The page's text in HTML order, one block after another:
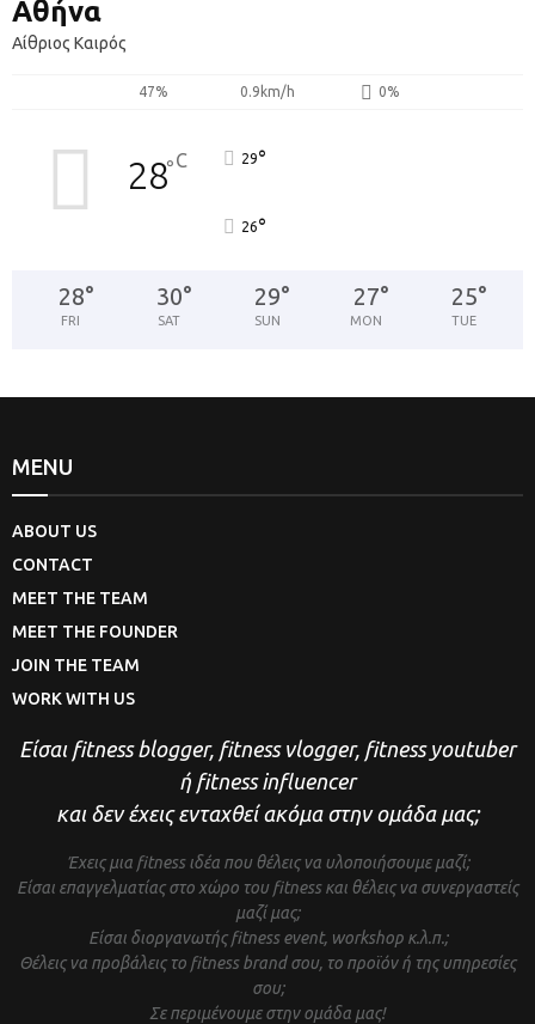
Αθήνα
Αίθριος Καιρός
47% 0.9km/h 0%
28°C 29°
26°
28°
FRI
30°
SAT
29°
SUN
27°
MON
25°
TUE
MENU
ABOUT US
CONTACT
MEET THE TEAM
MEET THE FOUNDER
JOIN THE TEAM
WORK WITH US
Είσαι fitness blogger, fitness vlogger, fitness youtuber
ή fitness influencer
και δεν έχεις ενταχθεί ακόμα στην ομάδα μας;
Έχεις μια fitness ιδέα που θέλεις να υλοποιήσουμε μαζί;
Είσαι επαγγελματίας στο χώρο του fitness και θέλεις να συνεργαστείς
μαζί μας;
Είσαι διοργανωτής fitness event, workshop κ.λ.π.;
Θέλεις να προβάλεις το fitness brand σου, το προϊόν ή της υπηρεσίες
σου;
Σε περιμένουμε στην ομάδα μας!